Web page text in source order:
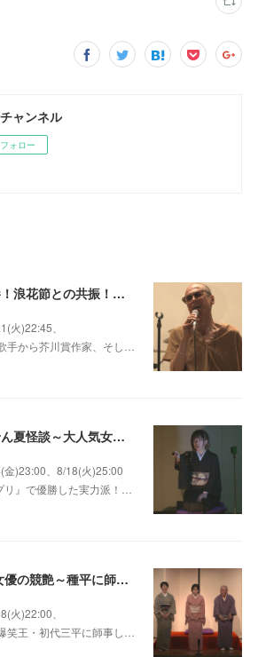
ャンネル
フォロー
町田康 木馬亭初見参！浪花節との共振！～マチダ地蔵尊 他
火)22:45、
から芥川賞作家、そし…
牛抱せん夏独演会 せん夏怪談～大人気女性怪談師とっておきの背筋も凍る…
金)23:00、8/18(火)25:00
』で優勝した実力派！…
風薫る落語会 種平と女優の競艶～種平に師事した女優たちが百花繚乱に咲き誇る大人気落語会
火)22:00、
王・初代三平に師事し…